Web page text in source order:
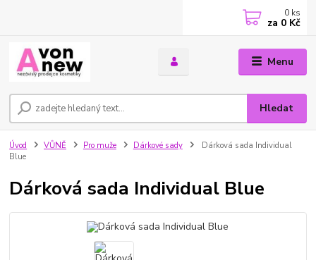
Menu
Hledat
0 ks
za 0 Kč
Úvod VŮNĚ Pro muže Dárkové sady
Dárková sada Individual
Blue
Dárková sada Individual Blue